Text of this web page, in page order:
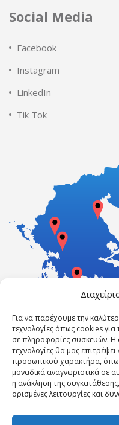
Για να παρέχουμε την
τεχνολογίες όπως cookies
σε πληροφορίες συσκευών. Η
τεχνολογίες θα μας
προσωπικού χαρακτήρα,
μοναδικά αναγνωριστικά σε
η ανάκληση της
ορισμένες λειτουργίες και
Social Media
Facebook
Instagram
LinkedIn
Tik Tok